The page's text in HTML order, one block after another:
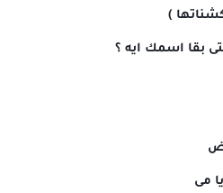
)
بقا اسمك ايه ؟
مى